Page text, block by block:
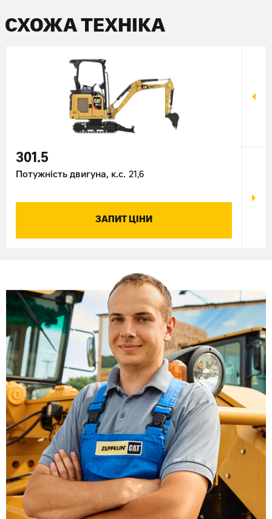
СХОЖА ТЕХНІКА
301.5
Потужність двигуна, к.с. 21,6
ЗАПИТ ЦІНИ